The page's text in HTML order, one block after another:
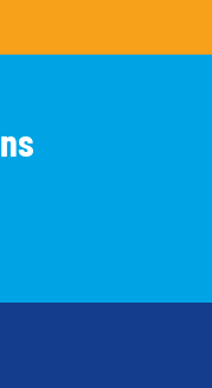
ns